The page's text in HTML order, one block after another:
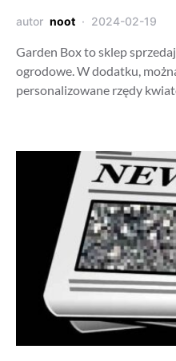
autor noot 2024-02-19
Garden Box to sklep
ogrodowe. W dodatku,
personalizowane rzędy